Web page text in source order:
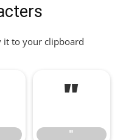
it to your clipboard
"
"